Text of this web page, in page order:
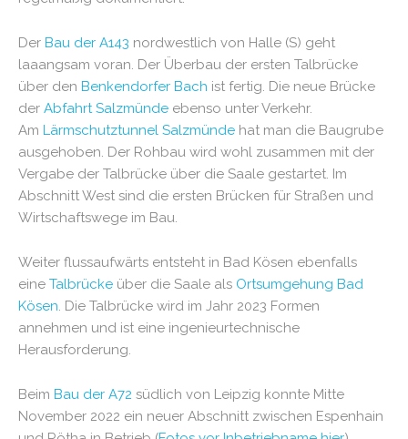
Der Bau der A143 nordwestlich von Halle (S) geht
laaangsam voran. Der Überbau der ersten Talbrücke
über den Benkendorfer Bach ist fertig. Die neue Brücke
der Abfahrt Salzmünde ebenso unter Verkehr.
Am Lärmschutztunnel Salzmünde hat man die Baugrube
ausgehoben. Der Rohbau wird wohl zusammen mit der
Vergabe der Talbrücke über die Saale gestartet. Im
Abschnitt West sind die ersten Brücken für Straßen und
Wirtschaftswege im Bau.
Weiter flussaufwärts entsteht in Bad Kösen ebenfalls
eine Talbrücke über die Saale als Ortsumgehung Bad
Kösen. Die Talbrücke wird im Jahr 2023 Formen
annehmen und ist eine ingenieurtechnische
Herausforderung.
Beim Bau der A72 südlich von Leipzig konnte Mitte
November 2022 ein neuer Abschnitt zwischen Espenhain